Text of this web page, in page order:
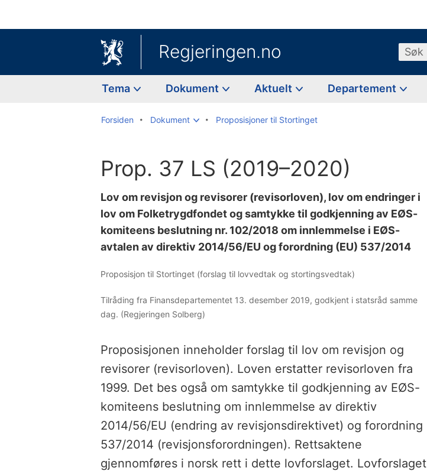
Regjeringen.no Søk
Tema Dokument Aktuelt Departement
Forsiden Dokument Proposisjoner til Stortinget
Prop. 37 LS (2019–2020)
Lov om revisjon og revisorer (revisorloven), lov om endringer i
lov om Folketrygdfondet og samtykke til godkjenning av EØS-
komiteens beslutning nr. 102/2018 om innlemmelse i EØS-
avtalen av direktiv 2014/56/EU og forordning (EU) 537/2014
Proposisjon til Stortinget (forslag til lovvedtak og stortingsvedtak)
Tilråding fra Finansdepartementet 13. desember 2019, godkjent i statsråd samme
dag. (Regjeringen Solberg)
Proposisjonen inneholder forslag til lov om revisjon og
revisorer (revisorloven). Loven erstatter revisorloven fra
1999. Det bes også om samtykke til godkjenning av EØS-
komiteens beslutning om innlemmelse av direktiv
2014/56/EU (endring av revisjonsdirektivet) og forordning
537/2014 (revisjonsforordningen). Rettsaktene
gjennomføres i norsk rett i dette lovforslaget. Lovforslaget